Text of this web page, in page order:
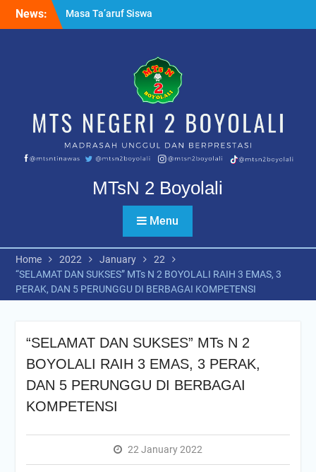
News:
Masa Ta’aruf Siswa
Apel pagi bersama
Kapolsek Nogosari
MTsN 2 Boyolali
Menu
Home 2022 January
22
“SELAMAT DAN SUKSES” MTs N 2 BOYOLALI RAIH 3 EMAS, 3
PERAK, DAN 5 PERUNGGU DI BERBAGAI KOMPETENSI
“SELAMAT DAN SUKSES” MTs N 2
BOYOLALI RAIH 3 EMAS, 3 PERAK,
DAN 5 PERUNGGU DI BERBAGAI
KOMPETENSI
22 January 2022